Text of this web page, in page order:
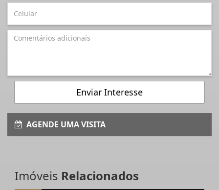
Enviar Interesse
AGENDE UMA VISITA
Imóveis Relacionados